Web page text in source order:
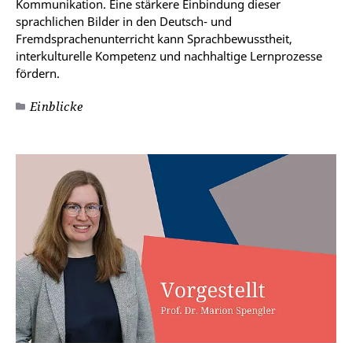
Kommunikation. Eine stärkere Einbindung dieser
sprachlichen Bilder in den Deutsch- und
Fremdsprachenunterricht kann Sprachbewusstheit,
interkulturelle Kompetenz und nachhaltige Lernprozesse
fördern.
Einblicke